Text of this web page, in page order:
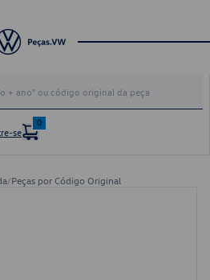
se
0
/Peças por Código Original